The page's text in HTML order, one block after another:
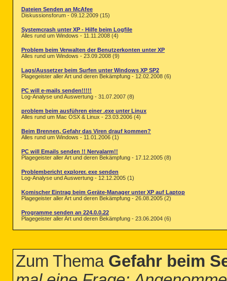
Dateien Senden an McAfee
Diskussionsforum - 09.12.2009 (15)
Systemcrash unter XP - Hilfe beim Logfile
Alles rund um Windows - 11.11.2008 (4)
Problem beim Verwalten der Benutzerkonten unter XP
Alles rund um Windows - 23.09.2008 (9)
Lags/Aussetzer beim Surfen unter Windows XP SP2
Plagegeister aller Art und deren Bekämpfung - 12.02.2008 (6)
PC will e-mails senden!!!!!
Log-Analyse und Auswertung - 31.07.2007 (8)
problem beim ausführen einer .exe unter Linux
Alles rund um Mac OSX & Linux - 23.03.2006 (4)
Beim Brennen, Gefahr das Viren drauf kommen?
Alles rund um Windows - 11.01.2006 (1)
PC will Emails senden !! Nervalarm!!
Plagegeister aller Art und deren Bekämpfung - 17.12.2005 (8)
Problembericht explorer. exe senden
Log-Analyse und Auswertung - 12.12.2005 (1)
Komischer Eintrag beim Geräte-Manager unter XP auf Laptop
Plagegeister aller Art und deren Bekämpfung - 26.08.2005 (2)
Programme senden an 224.0.0.22
Plagegeister aller Art und deren Bekämpfung - 23.06.2004 (6)
Zum Thema Gefahr beim